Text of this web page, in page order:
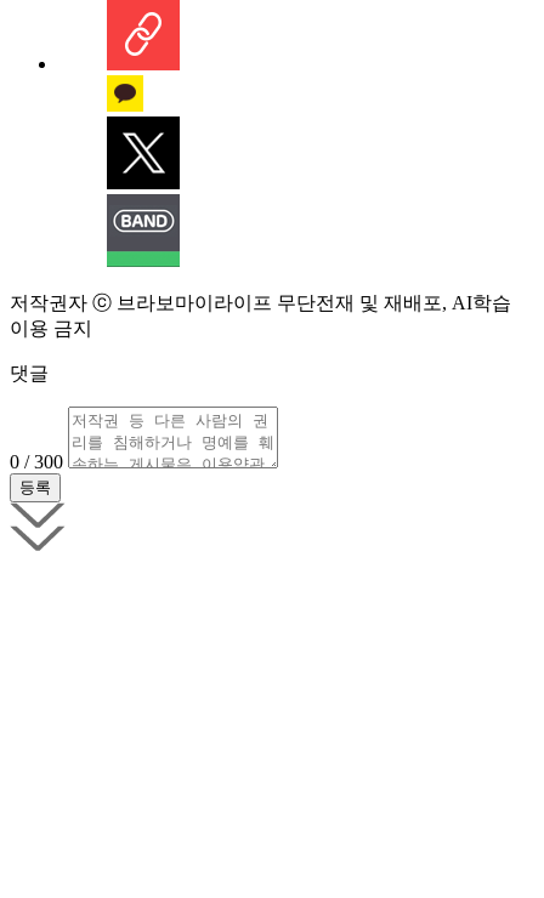
저작권자 ⓒ 브라보마이라이프 무단전재 및 재배포, AI학습
이용 금지
댓글
0 / 300